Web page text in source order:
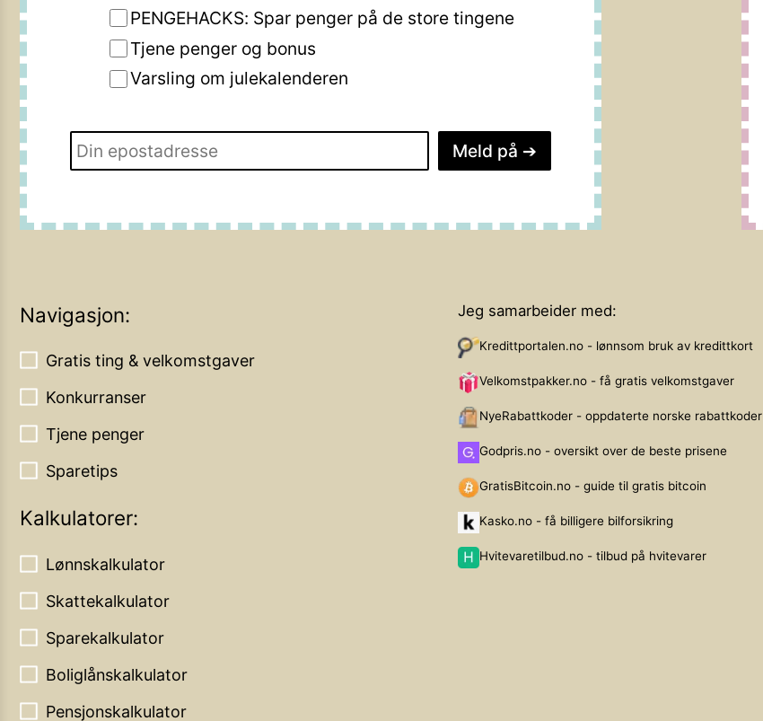
PENGEHACKS: Spar penger på de store tingene
Tjene penger og bonus
Varsling om julekalenderen
Meld på ➔
Navigasjon:
Gratis ting & velkomstgaver
Konkurranser
Tjene penger
Sparetips
Kalkulatorer:
Lønnskalkulator
Skattekalkulator
Sparekalkulator
Boliglånskalkulator
Pensjonskalkulator
Jeg samarbeider med:
Kredittportalen.no - lønnsom bruk av kredittkort
Velkomstpakker.no - få gratis velkomstgaver
NyeRabattkoder - oppdaterte norske rabattkoder
Godpris.no - oversikt over de beste prisene
GratisBitcoin.no - guide til gratis bitcoin
Kasko.no - få billigere bilforsikring
Hvitevaretilbud.no - tilbud på hvitevarer